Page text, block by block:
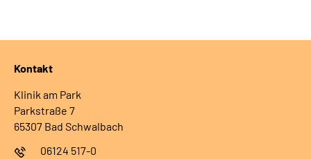
Kontakt
Klinik am Park
Parkstraße 7
65307 Bad Schwalbach
06124 517-0